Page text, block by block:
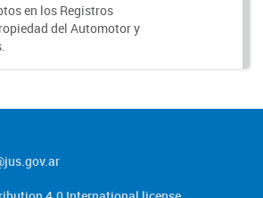
en los Registros
del Automotor y